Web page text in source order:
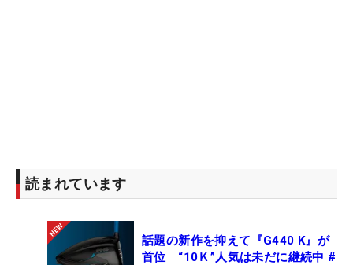
読まれています
話題の新作を抑えて『G440 K』が
首位 “10Ｋ”人気は未だに継続中 #